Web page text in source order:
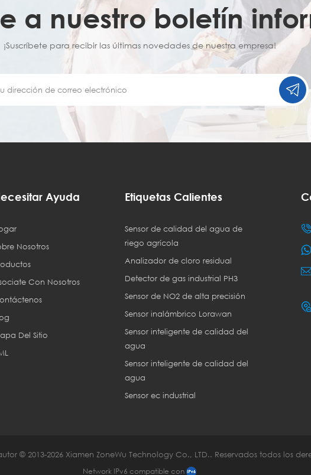
a nuestro boletín
¡Suscríbete para recibir las últimas novedades de nuestra empresa!
Ayuda
Nosotros
Con Nosotros
Del Sitio
Etiquetas Calientes
Sensor de calidad del agua de
riego agrícola
Analizador de cloro residual
Detector de gas industrial PH3
Sensor de NO2 de alta precisión
Sensor inalámbrico Lorawan
Sensor inteligente de calidad del
agua
Sensor inteligente de calidad del
agua
Sensor ec industrial
© 2013-2026 Xiamen ZoneWu Technology Co., LTD.. Reservados todos los
Network IPv6 compatible con